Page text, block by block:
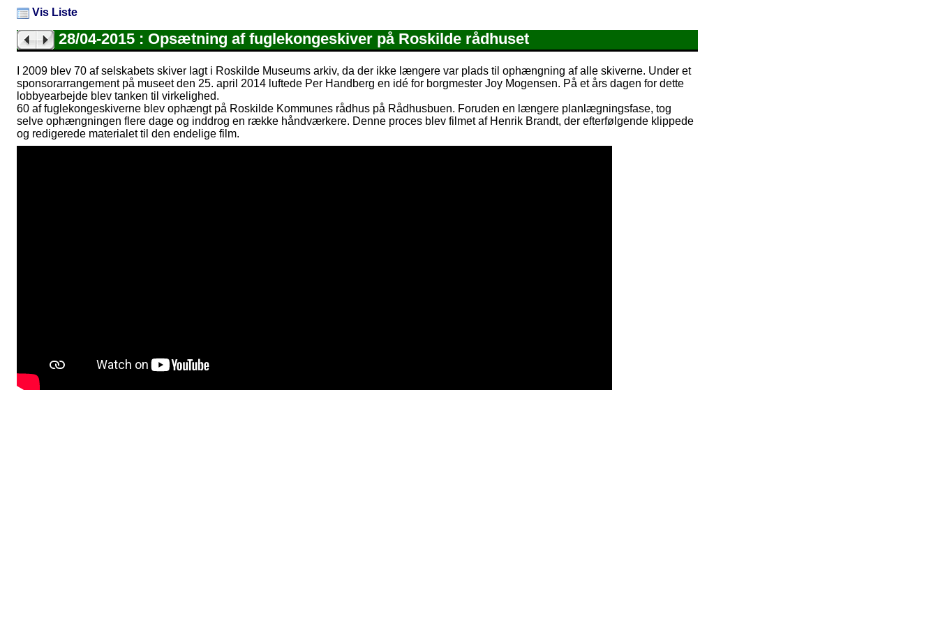
Vis Liste
28/04-2015 : Opsætning af fuglekongeskiver på Roskilde rådhuset
I 2009 blev 70 af selskabets skiver lagt i Roskilde Museums arkiv, da der ikke længere var plads til ophængning af alle skiverne. Under et
sponsorarrangement på museet den 25. april 2014 luftede Per Handberg en idé for borgmester Joy Mogensen. På et års dagen for dette
lobbyearbejde blev tanken til virkelighed.
60 af fuglekongeskiverne blev ophængt på Roskilde Kommunes rådhus på Rådhusbuen. Foruden en længere planlægningsfase, tog
selve ophængningen flere dage og inddrog en række håndværkere. Denne proces blev filmet af Henrik Brandt, der efterfølgende klippede
og redigerede materialet til den endelige film.